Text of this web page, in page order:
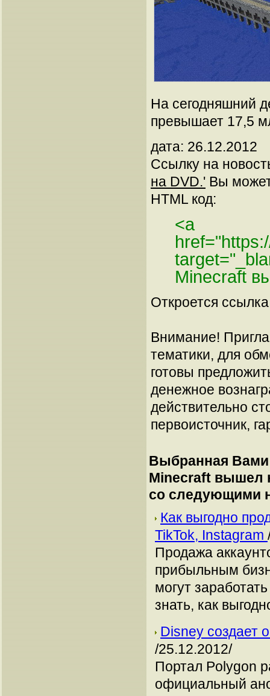
На сегодняшний
превышает 17,5
дата: 26.12.2012
Ссылку на
на DVD.' Вы
HTML код:
<a
Minecraft
Откроется
Внимание!
тематики, для
готовы
денежное
действительно
первоисточник,
Выбранная Вами
Minecraft вышел
со следующими
Как выгодно
TikTok, Instagram
Продажа
прибыльным
могут
знать, как
Disney создает
/25.12.2012/
Портал Polygon
официальный